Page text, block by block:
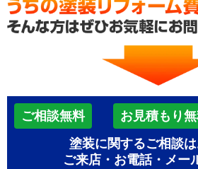
ご相談無料 お見積もり
塗装に関するご相談
ご来店・お電話・メー